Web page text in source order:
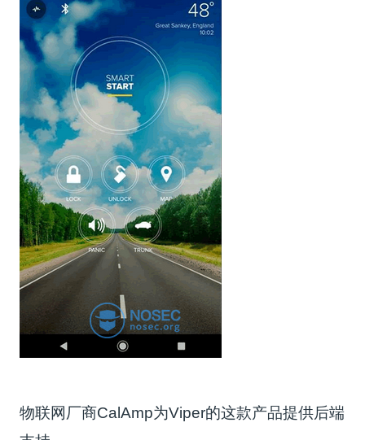
物联网厂商CalAmp为Viper的这款产品提供后端